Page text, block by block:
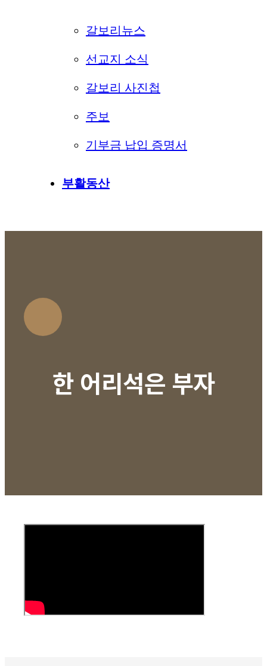
갈보리뉴스
선교지 소식
갈보리 사진첩
주보
기부금 납입 증명서
부활동산
한 어리석은 부자